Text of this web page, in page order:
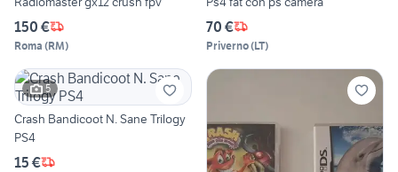
150 €
Roma (RM)
70 €
Priverno(LT)
5
Crash Bandicoot N. Sane Trilogy
PS4
15 €